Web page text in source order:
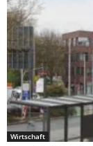
Wirtschaft